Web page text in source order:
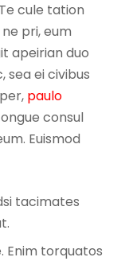
cule tation
pri, eum
apeirian duo
sea ei civibus
paulo
consul
Euismod
tacimates
Enim torquatos